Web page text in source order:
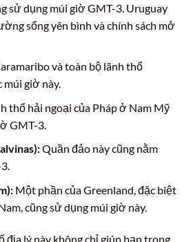
sử dụng múi giờ GMT-3. Uruguay
sống yên bình và chính sách mở
và toàn bộ lãnh thổ
múi giờ này.
thổ hải ngoại của Pháp ở Nam Mỹ
GMT-3.
Quần đảo này cũng nằm
Một phần của Greenland, đặc biệt
cũng sử dụng múi giờ này.
địa lý này không chỉ giúp bạn trong